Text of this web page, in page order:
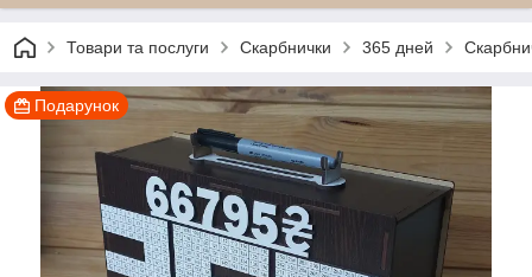
Товари та послуги Скарбнички 365 дней
Подарунок